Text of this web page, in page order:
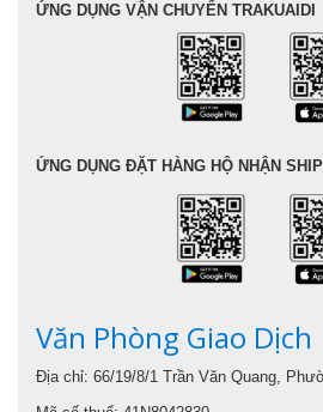
ỨNG DỤNG VẬN CHUYỂN TRAKUAIDI
ỨNG DỤNG ĐẶT HÀNG HỘ NHẬN
Văn Phòng Giao Dịch
Địa chỉ: 66/19/8/1 Trần Văn Quang,